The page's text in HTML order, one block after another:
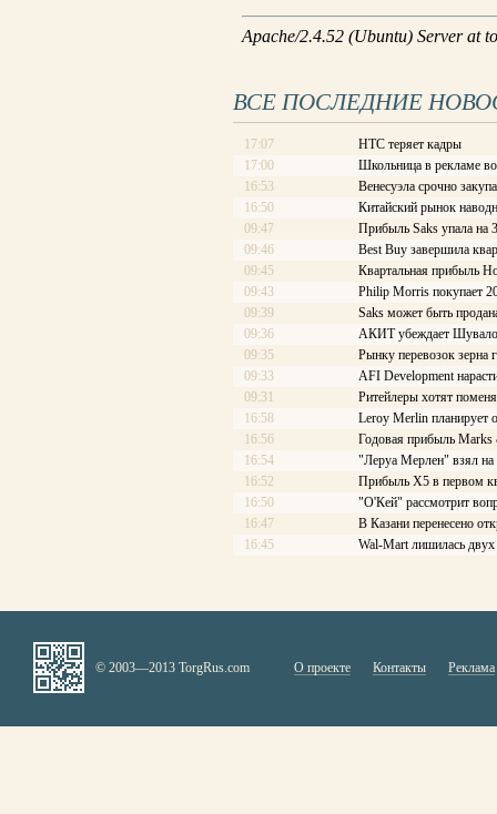
ВСЕ ПОСЛЕДНИЕ
17:07
HTC теряет кадры
17:00
Школьница в рекламе
16:53
Венесуэла срочно
16:50
Китайский рынок
09:47
Прибыль Saks упала на
09:46
Best Buy завершила
09:45
Квартальная прибыль
09:43
Philip Morris покупает
09:39
Saks может быть
09:36
АКИТ убеждает
09:35
Рынку перевозок зерна
09:33
AFI Development
09:31
Ритейлеры хотят
16:58
Leroy Merlin планирует
16:56
Годовая прибыль Marks
16:54
"Леруа Мерлен" взял на
16:52
Прибыль Х5 в первом
16:50
"О'Кей" рассмотрит
16:47
В Казани перенесено
16:45
Wal-Mart лишилась двух
© 2003—2013 TorgRus.com О проекте Контакты Реклама